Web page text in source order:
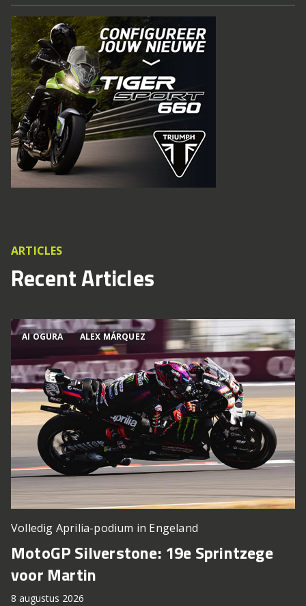
ARTICLES
Recent Articles
AI OGURA ALEX MÁRQUEZ
Volledig Aprilia-podium in Engeland
MotoGP Silverstone: 19e Sprintzege
voor Martin
8 augustus 2026